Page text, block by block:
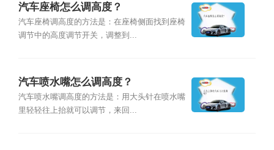
汽车座椅怎么调高度？
汽车座椅调高度的方法是：在座椅侧面找到座椅
调节中的高度调节开关，调整到...
汽车喷水嘴怎么调高度？
汽车喷水嘴调高度的方法是：用大头针在喷水嘴
里轻轻往上抬就可以调节，来回...